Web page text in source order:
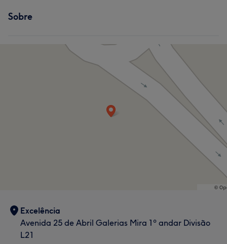
Sobre
Excelência
Avenida 25 de Abril Galerias Mira 1º andar Divisão
L21